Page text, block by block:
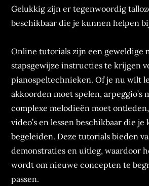
Gelukkig zijn er tegenwoordig
beschikbaar die je kunnen helpen
Online tutorials zijn een geweldige
stapsgewijze instructies te krijgen
pianospeltechnieken. Of je nu wilt
akkoorden moet spelen, arpeggio’s
complexe melodieën moet
video’s en lessen beschikbaar die je
begeleiden. Deze tutorials bieden
demonstraties en uitleg, waardoor
wordt om nieuwe concepten te
passen.